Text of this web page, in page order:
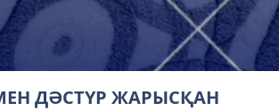
МЕН ДӘСТҮР ЖАРЫСҚАН